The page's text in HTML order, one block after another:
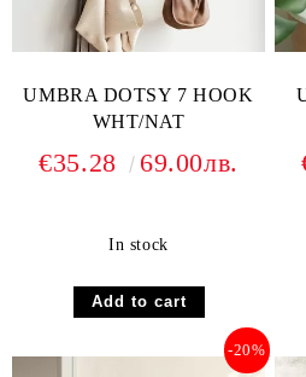
UMBRA DOTSY 7 HOOK
WHT/NAT
€35.28 69.00лв.
In stock
-20%